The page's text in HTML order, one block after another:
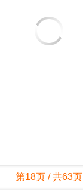
第18页 / 共63页